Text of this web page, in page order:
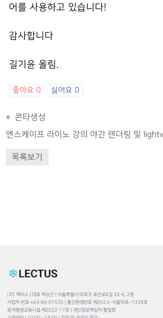
어를 사용하고 있습니다!
감사합니다
길기윤 올림.
좋아요 0 싫어요 0
« 콘타생성
엔스케이프 라이노 강의 야간 렌더링 및
목록보기